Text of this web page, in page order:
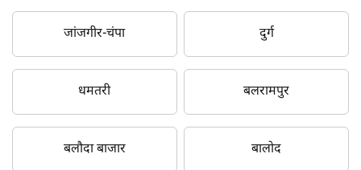
जांजगीर-चंपा दुर्ग
धमतरी बलरामपुर
बलौदा बाजार बालोद